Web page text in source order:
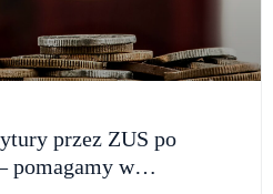
przez ZUS po